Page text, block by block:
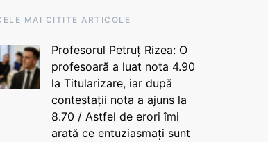
MAI CITITE ARTICOLE
Profesorul Petruț Rizea: O
profesoară a luat nota 4.90
la Titularizare, iar după
contestații nota a ajuns la
8.70 / Astfel de erori îmi
arată ce entuziasmați sunt